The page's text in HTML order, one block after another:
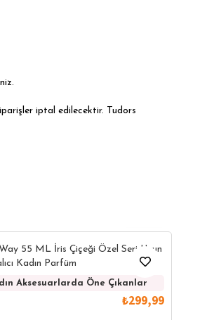
iptal edilecektir. Tudors
55 ML İris Çiçeği Özel Seri Uzun
Kadın Parfüm
Aksesuarlarda Öne Çıkanlar
₺299,99